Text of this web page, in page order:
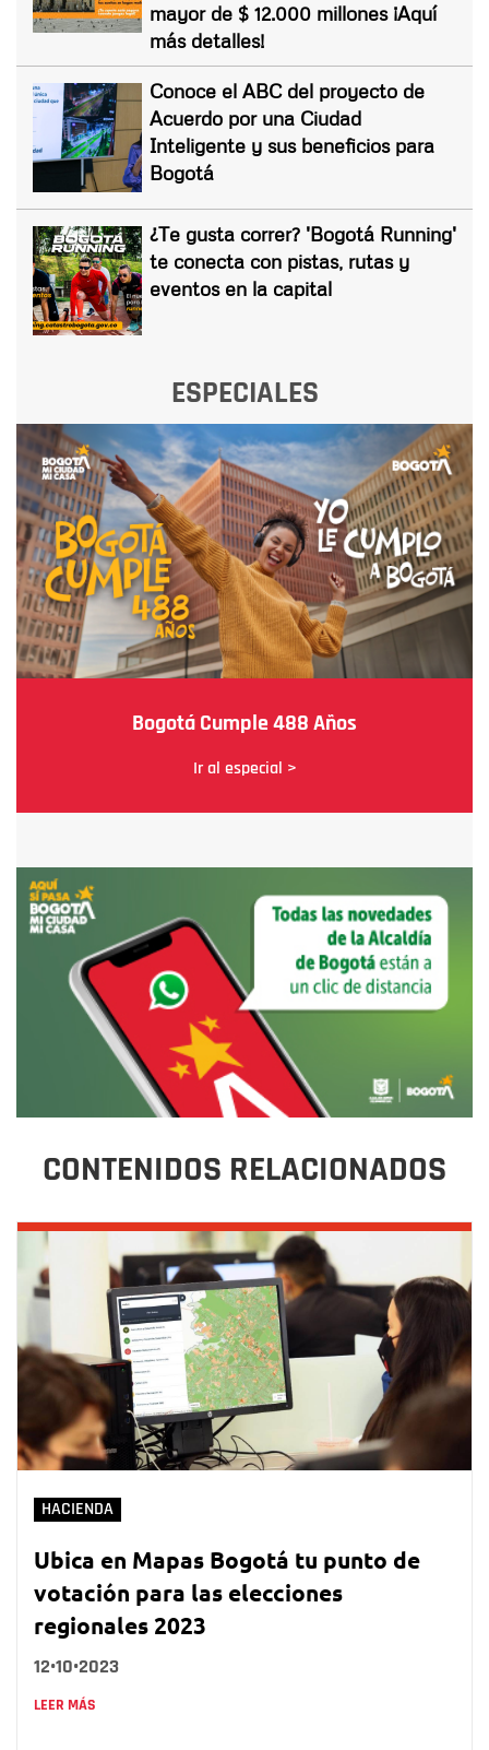
mayor de $ 12.000 millones ¡Aquí
más detalles!
Conoce el ABC del proyecto de
Acuerdo por una Ciudad
Inteligente y sus beneficios para
Bogotá
¿Te gusta correr? 'Bogotá Running'
te conecta con pistas, rutas y
eventos en la capital
ESPECIALES
Bogotá Cumple 488 Años
Ir al especial >
CONTENIDOS RELACIONADOS
HACIENDA
Ubica en Mapas Bogotá tu punto de
votación para las elecciones
regionales 2023
12•10•2023
LEER MÁS